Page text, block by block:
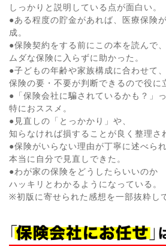
しっかりと説明している点が面白い。
●ある程度の貯金があれば、医療保険
成。
●保険契約をする前にこの本を読んで、
ムダな保険に入らずに助かった。
●子どもの年齢や家族構成に合わせて、
保険の要・不要が判断できるので役に
●「保険会社に騙されているかも？」
特におススメ。
●見直しの「とっかかり」や、
知らなければ損することが良く整理さ
●保険がいらない理由が丁寧に述べられ
本当に自分で見直しできた。
●わが家の保険をどうしたらいいのか
ハッキリとわかるようになっている。
※初版に寄せられた感想を一部抜粋し